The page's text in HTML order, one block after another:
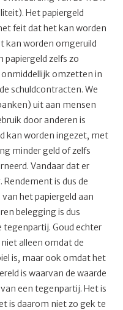
Het papiergeld
feit dat het kan worden
kan worden omgeruild
papiergeld zelfs zo
onmiddellijk omzetten in
schuldcontracten. We
uit aan mensen
door anderen is
kan worden ingezet, met
minder geld of zelfs
Vandaar dat er
is dus de
het papiergeld aan
belegging is dus
tegenpartij. Goud echter
alleen omdat de
is, maar ook omdat het
is waarvan de waarde
een tegenpartij. Het is
is daarom niet zo gek te